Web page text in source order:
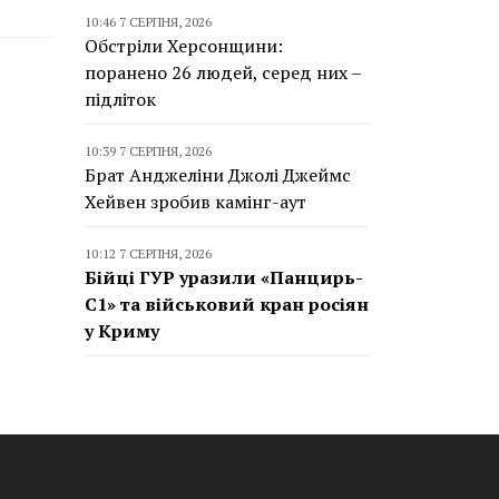
10:46 7 СЕРПНЯ, 2026
Обстріли Херсонщини:
поранено 26 людей, серед них –
підліток
10:39 7 СЕРПНЯ, 2026
Брат Анджеліни Джолі Джеймс
Хейвен зробив камінг-аут
10:12 7 СЕРПНЯ, 2026
Бійці ГУР уразили «Панцирь-
С1» та військовий кран росіян
у Криму